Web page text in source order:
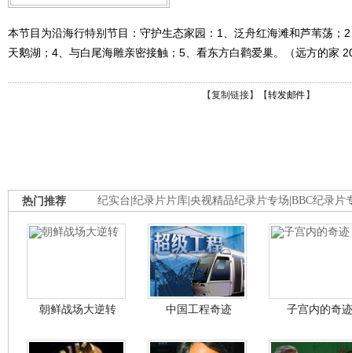
本节目为沿海行特别节目：守护生态家园：1、泛舟红海滩和芦苇荡；
天鹅湖；4、与白尾海雕亲密接触；5、看东方白鹳爱巢。（远方的家
【复制链接】【转发邮件 】
纪实台 纪录片片库 央视精品纪录片专场 BBC纪录片
热门推荐
朝鲜战场大逆转 中国工程奇迹 子宫内的奇迹